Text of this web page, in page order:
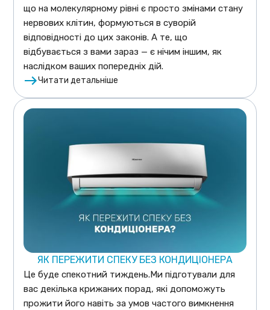
що на молекулярному рівні є просто змінами стану
нервових клітин, формуються в суворій
відповідності до цих законів. А те, що
відбувається з вами зараз — є нічим іншим, як
наслідком ваших попередніх дій.
Читати детальніше
ЯК ПЕРЕЖИТИ СПЕКУ БЕЗ КОНДИЦІОНЕРА
Це буде спекотний тиждень.Ми підготували для
вас декілька крижаних порад, які допоможуть
прожити його навіть за умов частого вимкнення